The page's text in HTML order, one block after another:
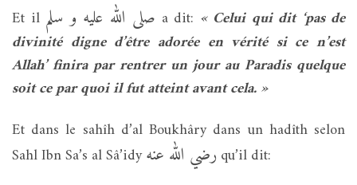
Et il صلى الله عليه و سلم a dit: « Celui qui dit ‘pas de
divinité digne d’être adorée en vérité si ce n’est
Allah’ finira par rentrer un jour au Paradis quelque
soit ce par quoi il fut atteint avant cela. »
Et dans le sahîh d’al Boukhâry dans un hadîth selon
Sahl Ibn Sa’s al Sâ’idyرضي الله عنه qu’il dit: